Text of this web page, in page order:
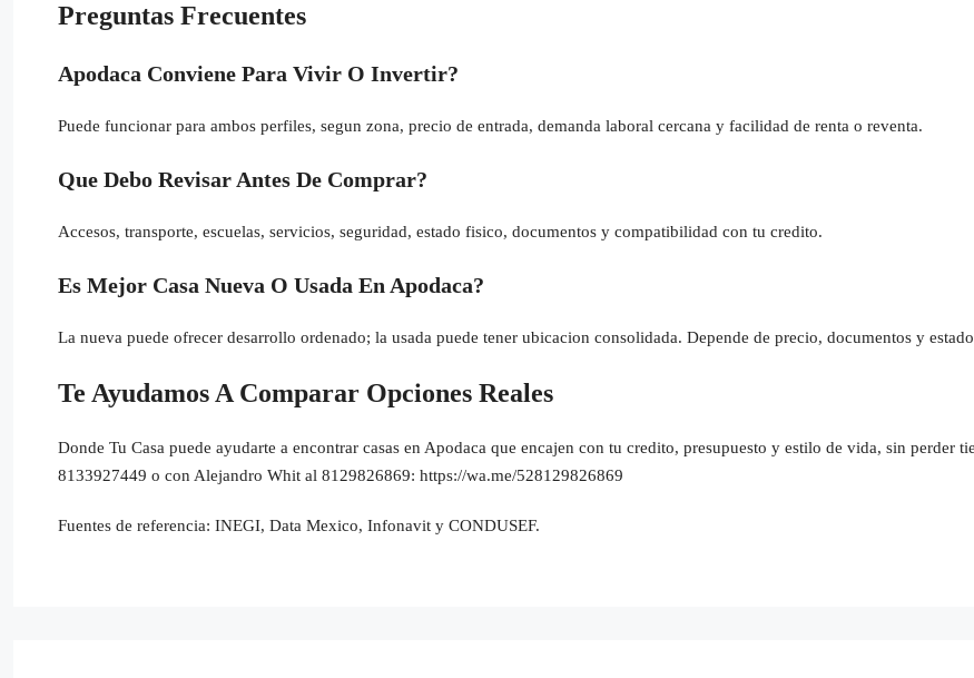
Preguntas Frecuentes
Apodaca Conviene Para Vivir O Invertir?
Puede funcionar para ambos perfiles, segun zona, precio de entrada, demanda laboral cercana y facilidad de renta o reventa.
Que Debo Revisar Antes De Comprar?
Accesos, transporte, escuelas, servicios, seguridad, estado fisico, documentos y compatibilidad con tu credito.
Es Mejor Casa Nueva O Usada En Apodaca?
La nueva puede ofrecer desarrollo ordenado; la usada puede tener ubicacion consolidada. Depende de precio, documentos y
Te Ayudamos A Comparar Opciones Reales
Donde Tu Casa puede ayudarte a encontrar casas en Apodaca que encajen con tu credito, presupuesto y estilo de vida, sin perder
8133927449 o con Alejandro Whit al 8129826869: https://wa.me/528129826869
Fuentes de referencia: INEGI, Data Mexico, Infonavit y CONDUSEF.